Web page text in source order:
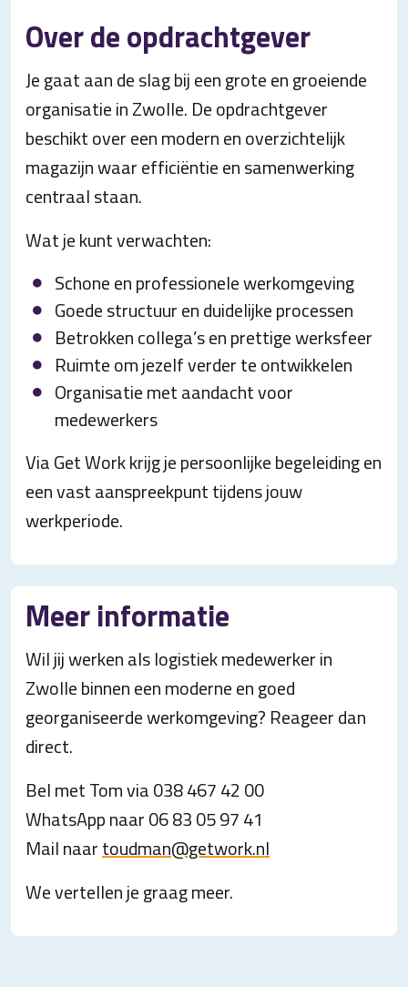
Over de opdrachtgever
Je gaat aan de slag bij een grote en groeiende
organisatie in Zwolle. De opdrachtgever
beschikt over een modern en overzichtelijk
magazijn waar efficiëntie en samenwerking
centraal staan.
Wat je kunt verwachten:
Schone en professionele werkomgeving
Goede structuur en duidelijke processen
Betrokken collega’s en prettige werksfeer
Ruimte om jezelf verder te ontwikkelen
Organisatie met aandacht voor
medewerkers
Via Get Work krijg je persoonlijke begeleiding en
een vast aanspreekpunt tijdens jouw
werkperiode.
Meer informatie
Wil jij werken als logistiek medewerker in
Zwolle binnen een moderne en goed
georganiseerde werkomgeving? Reageer dan
direct.
Bel met Tom via 038 467 42 00
WhatsApp naar 06 83 05 97 41
Mail naartoudman@getwork.nl
We vertellen je graag meer.